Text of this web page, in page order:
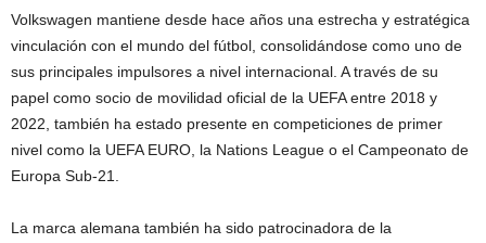
Volkswagen mantiene desde hace años una estrecha y estratégica
vinculación con el mundo del fútbol, consolidándose como uno de
sus principales impulsores a nivel internacional. A través de su
papel como socio de movilidad oficial de la UEFA entre 2018 y
2022, también ha estado presente en competiciones de primer
nivel como la UEFA EURO, la Nations League o el Campeonato de
Europa Sub-21.
La marca alemana también ha sido patrocinadora de la